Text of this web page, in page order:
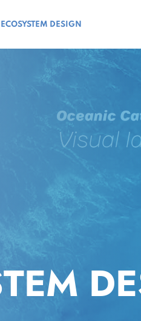
DESIGN